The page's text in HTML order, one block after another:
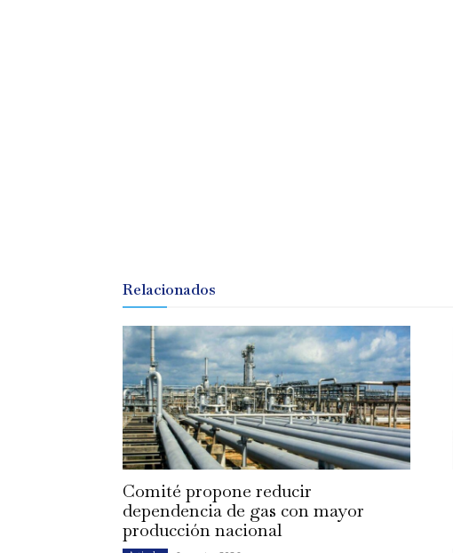
Relacionados
Comité propone reducir
dependencia de gas con mayor
producción nacional